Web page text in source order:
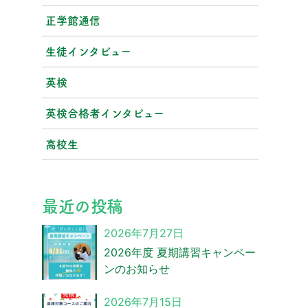
正学館通信
生徒インタビュー
英検
英検合格者インタビュー
高校生
最近の投稿
2026年度 夏期講習キャンペー
ンのお知らせ
2026年7月27日
2026年7月15日